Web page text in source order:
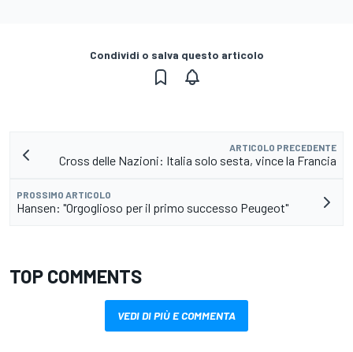
Condividi o salva questo articolo
ARTICOLO PRECEDENTE
Cross delle Nazioni: Italia solo sesta, vince la Francia
PROSSIMO ARTICOLO
Hansen: "Orgoglioso per il primo successo Peugeot"
TOP COMMENTS
VEDI DI PIÙ E COMMENTA